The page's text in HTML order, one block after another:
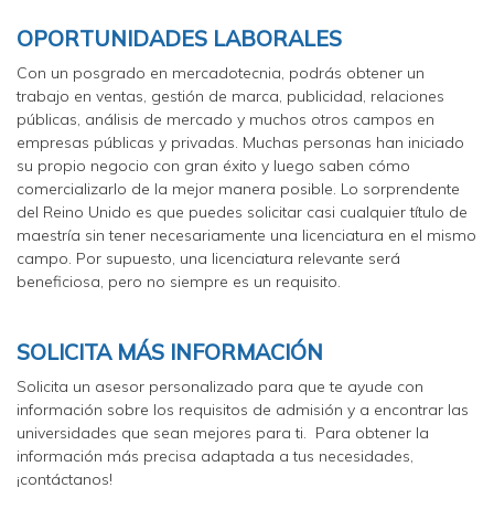
OPORTUNIDADES LABORALES
Con un posgrado en mercadotecnia, podrás obtener un
trabajo en ventas, gestión de marca, publicidad, relaciones
públicas, análisis de mercado y muchos otros campos en
empresas públicas y privadas. Muchas personas han iniciado
su propio negocio con gran éxito y luego saben cómo
comercializarlo de la mejor manera posible. Lo sorprendente
del Reino Unido es que puedes solicitar casi cualquier título de
maestría sin tener necesariamente una licenciatura en el mismo
campo. Por supuesto, una licenciatura relevante será
beneficiosa, pero no siempre es un requisito.
SOLICITA MÁS INFORMACIÓN
Solicita un asesor personalizado para que te ayude con
información sobre los requisitos de admisión y a encontrar las
universidades que sean mejores para ti. Para obtener la
información más precisa adaptada a tus necesidades,
¡contáctanos!